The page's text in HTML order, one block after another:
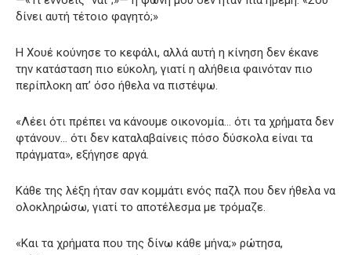
δίνει αυτή τέτοιο φαγητό;»
Η Χουέ κούνησε το κεφάλι, αλλά αυτή η κίνηση δεν έκανε
την κατάσταση πιο εύκολη, γιατί η αλήθεια φαινόταν πιο
περίπλοκη απ’ όσο ήθελα να πιστέψω.
«Λέει ότι πρέπει να κάνουμε οικονομία… ότι τα χρήματα δεν
φτάνουν… ότι δεν καταλαβαίνεις πόσο δύσκολα είναι τα
πράγματα», εξήγησε αργά.
Κάθε της λέξη ήταν σαν κομμάτι ενός παζλ που δεν ήθελα να
ολοκληρώσω, γιατί το αποτέλεσμα με τρόμαζε.
«Και τα χρήματα που της δίνω κάθε μήνα;» ρώτησα,